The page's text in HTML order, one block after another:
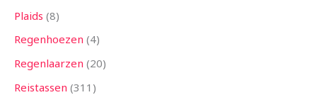
Plaids 8
Regenhoezen 4
Regenlaarzen 20
Reistassen 311